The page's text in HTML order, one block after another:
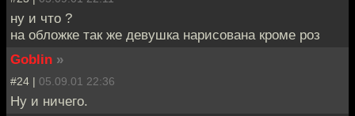
ну и что ?
на обложке так же девушка нарисована кроме роз
Goblin »
#24 | 05.09.01 22:36
Ну и ничего.